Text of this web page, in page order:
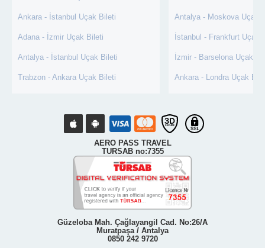
Ankara - İstanbul Uçak Bileti
Adana - İzmir Uçak Bileti
Antalya - İstanbul Uçak Bileti
Trabzon - Ankara Uçak Bileti
Antalya - Moskova Uçak
İstanbul - Frankfurt Uçak
İzmir - Barselona Uçak
Ankara - Londra Uçak
AERO PASS TRAVEL
TURSAB no:7355
Güzeloba Mah. Çağlayangil Cad. No:26/A
Muratpaşa / Antalya
0850 242 9720